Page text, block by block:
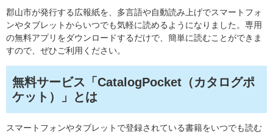
郡山市が発行する広報紙を、多言語や自動読み上げでスマートフォ
ンやタブレットからいつでも気軽に読めるようになりました。専用
の無料アプリをダウンロードするだけで、簡単に読むことができま
すので、ぜひご利用ください。
無料サービス「CatalogPocket（カタログポ
ケット）」とは
スマートフォンやタブレットで登録されている書籍をいつでも読む